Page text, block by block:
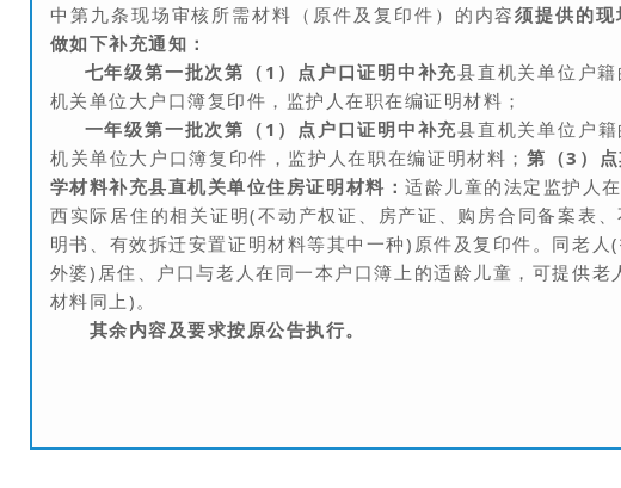
中第九条现场审核所需材料（原件及复印件）的内容须提供的
做如下补充通知：
七年级第一批次第（1）点户口证明中补充县直机关单位户
机关单位大户口簿复印件，监护人在职在编证明材料；
一年级第一批次第（1）点户口证明中补充县直机关单位户
机关单位大户口簿复印件，监护人在职在编证明材料； 第（3）
学材料补充县直机关单位住房证明材料：适龄儿童的法定监护人
西实际居住的相关证明(不动产权证、房产证、购房合同备案表
明书、有效拆迁安置证明材料等其中一种)原件及复印件。同老人
外婆)居住、户口与老人在同一本户口簿上的适龄儿童，可提供老
材料同上)。
其余内容及要求按原公告执行。